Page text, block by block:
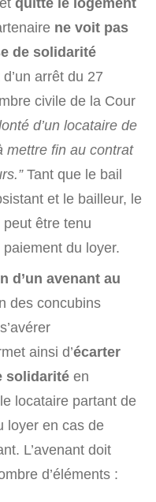
ne voit pas
de solidarité
arrêt du 27
civile de la Cour
d’un locataire de
mettre fin au contrat
Tant que le bail
et le bailleur, le
être tenu
du loyer.
d’un avenant au
des concubins
ainsi d’écarter
solidarité en
locataire partant de
loyer en cas de
L’avenant doit
d’éléments :